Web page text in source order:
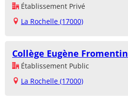
Établissement Privé
La Rochelle (17000)
Collège Eugène Fromentin
Établissement Public
La Rochelle (17000)